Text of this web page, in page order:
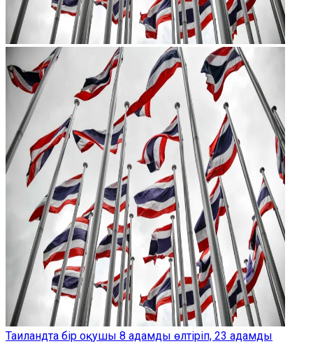
Таиландта бір оқушы 8 адамды өлтіріп, 23 адамды